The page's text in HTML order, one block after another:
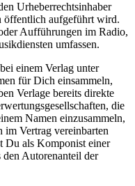
Urheberrechtsinhaber
öffentlich aufgeführt wird.
Aufführungen im Radio,
umfassen.
einem Verlag unter
für Dich einsammeln,
Verlage bereits direkte
die
Namen einzusammeln,
im Vertrag vereinbarten
Du als Komponist einer
Autorenanteil der